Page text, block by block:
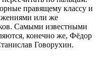
правящему классу и
или же
Самыми известными
конечно же, Фёдор
Говорухин.